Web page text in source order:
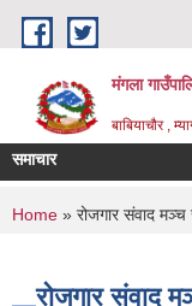
Skip to main content
मंगला
बाबियाचौर ,
समाचार
You are
Home » रोजगार संवाद
रोजगार संवाद